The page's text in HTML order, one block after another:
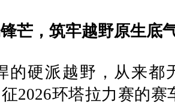
芒，筑牢越野原生底
硬派越野，从来都
2026环塔拉力赛的赛